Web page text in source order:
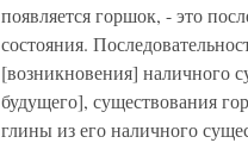
появляется горшок, - это
состояния.
[возникновения] наличного
будущего], существования
глины из его наличного